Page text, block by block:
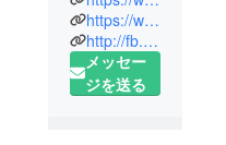
副業ブーム
のご時世に
音楽を本業
とするため
https://www.youtube.com/channel/UCtPckUS945TEFPWy_PDI0Qg
http://fb.me/HONGYO.JP
メッセー
ジを送る